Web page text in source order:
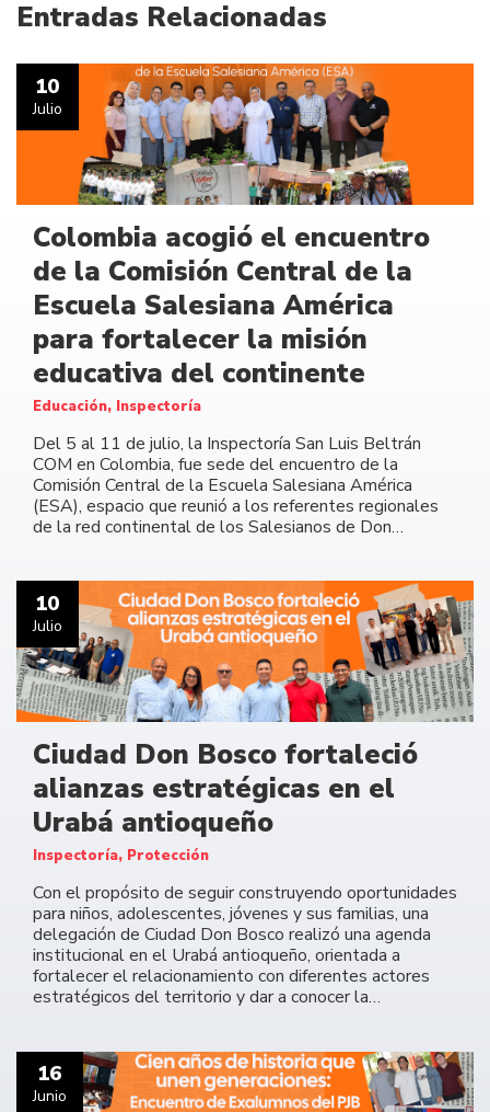
Entradas Relacionadas
10
Julio
Colombia acogió el encuentro
de la Comisión Central de la
Escuela Salesiana América
para fortalecer la misión
educativa del continente
Educación, Inspectoría
Del 5 al 11 de julio, la Inspectoría San Luis Beltrán
COM en Colombia, fue sede del encuentro de la
Comisión Central de la Escuela Salesiana América
(ESA), espacio que reunió a los referentes regionales
de la red continental de los Salesianos de Don…
10
Julio
Ciudad Don Bosco fortaleció
alianzas estratégicas en el
Urabá antioqueño
Inspectoría, Protección
Con el propósito de seguir construyendo oportunidades
para niños, adolescentes, jóvenes y sus familias, una
delegación de Ciudad Don Bosco realizó una agenda
institucional en el Urabá antioqueño, orientada a
fortalecer el relacionamiento con diferentes actores
estratégicos del territorio y dar a conocer la…
16
Junio